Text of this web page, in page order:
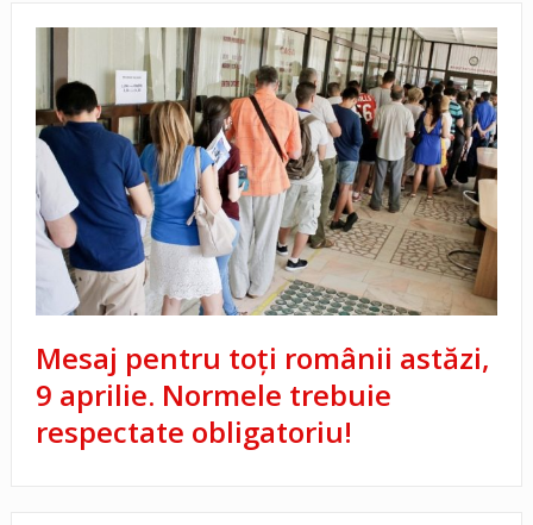
Mesaj pentru toți românii astăzi,
9 aprilie. Normele trebuie
respectate obligatoriu!